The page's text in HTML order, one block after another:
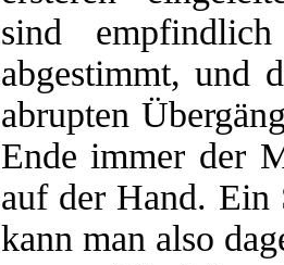
sind
abgestimmt, und
abrupten
Ende immer der
auf der Hand. Ein
kann man also